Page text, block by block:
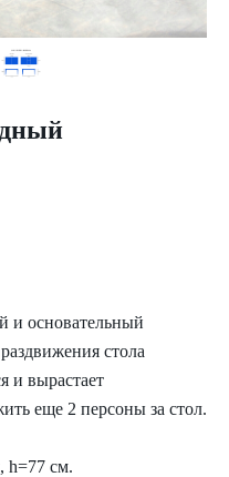
и основательный
стола
и вырастает
еще 2 персоны за стол.
h=77 см.